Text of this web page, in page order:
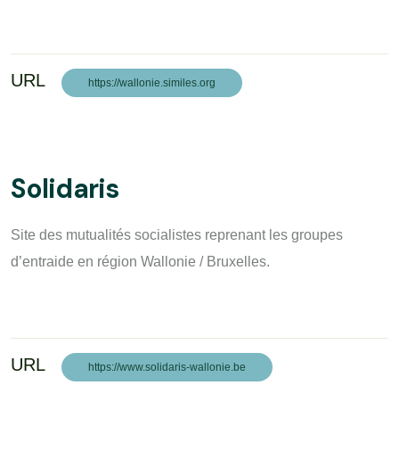
URL https://wallonie.similes.org
Solidaris
Site des mutualités socialistes reprenant les groupes
d’entraide en région Wallonie / Bruxelles.
URL https://www.solidaris-wallonie.be